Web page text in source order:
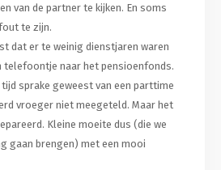
van de partner te kijken. En soms
te zijn.
dat er te weinig dienstjaren waren
telefoontje naar het pensioenfonds.
sprake geweest van een parttime
vroeger niet meegeteld. Maar het
Kleine moeite dus (die we
gaan brengen) met een mooi